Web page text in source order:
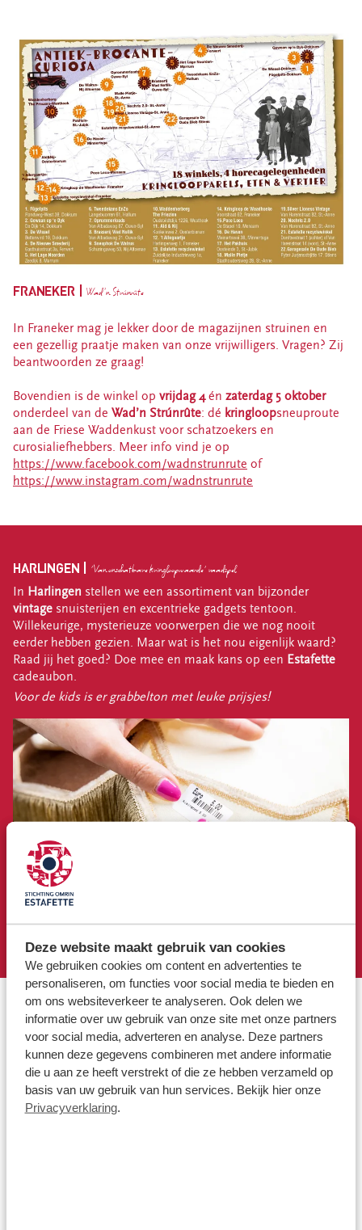
Deze website maakt gebruik van cookies
We gebruiken cookies om content en advertenties te
personaliseren, om functies voor social media te bieden en
om ons websiteverkeer te analyseren. Ook delen we
informatie over uw gebruik van onze site met onze partners
voor social media, adverteren en analyse. Deze partners
kunnen deze gegevens combineren met andere informatie
die u aan ze heeft verstrekt of die ze hebben verzameld op
basis van uw gebruik van hun services. Bekijk hier onze
Privacyverklaring.
FRANEKER | Wad’n Strúnrûte
In Franeker mag je lekker door de magazijnen struinen en
een gezellig praatje maken van onze vrijwilligers. Vragen? Zij
beantwoorden ze graag!
Bovendien is de winkel op vrijdag 4én zaterdag 5 oktober
onderdeel van de Wad’n Strúnrûte: dé kringloopsneuproute
aan de Friese Waddenkust voor schatzoekers en
curosialiefhebbers. Meer info vind je op
https://www.facebook.com/wadnstrunrute of
https://www.instagram.com/wadnstrunrute
HARLINGEN | 'Van onschatbare kringloopwaarde' raadspel
In Harlingen stellen we een assortiment van bijzonder
vintage snuisterijen en excentrieke gadgets tentoon.
Willekeurige, mysterieuze voorwerpen die we nog nooit
eerder hebben gezien. Maar wat is het nou eigenlijk waard?
Raad jij het goed? Doe mee en maak kans op een Estafette
cadeaubon.
Voor de kids is er grabbelton met leuke prijsjes!